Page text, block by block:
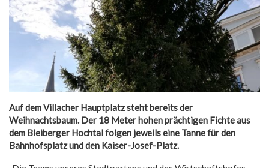
Auf dem Villacher Hauptplatz steht bereits der
Weihnachtsbaum. Der 18 Meter hohen prächtigen Fichte aus
dem Bleiberger Hochtal folgen jeweils eine Tanne für den
Bahnhofsplatz und den Kaiser-Josef-Platz.